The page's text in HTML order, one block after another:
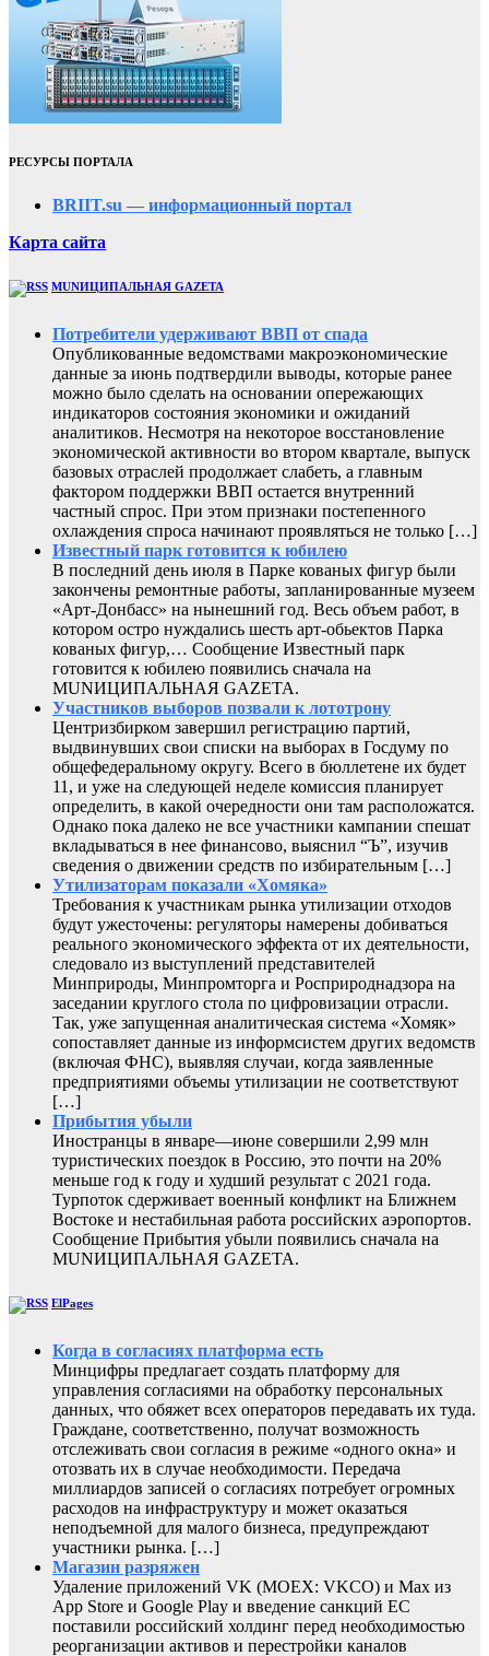
РЕСУРСЫ ПОРТАЛА
BRIIT.su — информационный портал
Карта сайта
MUNИЦИПАЛЬНАЯ GAZЕТА
Потребители удерживают ВВП от спада
Опубликованные ведомствами макроэкономические
данные за июнь подтвердили выводы, которые ранее
можно было сделать на основании опережающих
индикаторов состояния экономики и ожиданий
аналитиков. Несмотря на некоторое восстановление
экономической активности во втором квартале, выпуск
базовых отраслей продолжает слабеть, а главным
фактором поддержки ВВП остается внутренний
частный спрос. При этом признаки постепенного
охлаждения спроса начинают проявляться не только […]
Известный парк готовится к юбилею
В последний день июля в Парке кованых фигур были
закончены ремонтные работы, запланированные музеем
«Арт-Донбасс» на нынешний год. Весь объем работ, в
котором остро нуждались шесть арт-обьектов Парка
кованых фигур,… Сообщение Известный парк
готовится к юбилею появились сначала на
MUNИЦИПАЛЬНАЯ GAZЕТА.
Участников выборов позвали к лототрону
Центризбирком завершил регистрацию партий,
выдвинувших свои списки на выборах в Госдуму по
общефедеральному округу. Всего в бюллетене их будет
11, и уже на следующей неделе комиссия планирует
определить, в какой очередности они там расположатся.
Однако пока далеко не все участники кампании спешат
вкладываться в нее финансово, выяснил “Ъ”, изучив
сведения о движении средств по избирательным […]
Утилизаторам показали «Хомяка»
Требования к участникам рынка утилизации отходов
будут ужесточены: регуляторы намерены добиваться
реального экономического эффекта от их деятельности,
следовало из выступлений представителей
Минприроды, Минпромторга и Росприроднадзора на
заседании круглого стола по цифровизации отрасли.
Так, уже запущенная аналитическая система «Хомяк»
сопоставляет данные из информсистем других ведомств
(включая ФНС), выявляя случаи, когда заявленные
предприятиями объемы утилизации не соответствуют
[…]
Прибытия убыли
Иностранцы в январе—июне совершили 2,99 млн
туристических поездок в Россию, это почти на 20%
меньше год к году и худший результат с 2021 года.
Турпоток сдерживает военный конфликт на Ближнем
Востоке и нестабильная работа российских аэропортов.
Сообщение Прибытия убыли появились сначала на
MUNИЦИПАЛЬНАЯ GAZЕТА.
ElPages
Когда в согласиях платформа есть
Минцифры предлагает создать платформу для
управления согласиями на обработку персональных
данных, что обяжет всех операторов передавать их туда.
Граждане, соответственно, получат возможность
отслеживать свои согласия в режиме «одного окна» и
отозвать их в случае необходимости. Передача
миллиардов записей о согласиях потребует огромных
расходов на инфраструктуру и может оказаться
неподъемной для малого бизнеса, предупреждают
участники рынка. […]
Магазин разряжен
Удаление приложений VK (MOEX: VKCO) и Max из
App Store и Google Play и введение санкций ЕС
поставили российский холдинг перед необходимостью
реорганизации активов и перестройки каналов